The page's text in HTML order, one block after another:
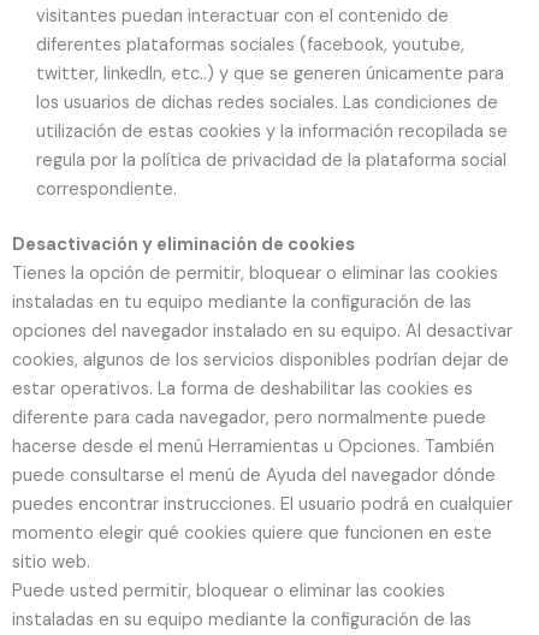
visitantes puedan interactuar con el contenido de
diferentes plataformas sociales (facebook, youtube,
twitter, linkedIn, etc..) y que se generen únicamente para
los usuarios de dichas redes sociales. Las condiciones de
utilización de estas cookies y la información recopilada se
regula por la política de privacidad de la plataforma social
correspondiente.
Desactivación y eliminación de cookies
Tienes la opción de permitir, bloquear o eliminar las cookies
instaladas en tu equipo mediante la configuración de las
opciones del navegador instalado en su equipo. Al desactivar
cookies, algunos de los servicios disponibles podrían dejar de
estar operativos. La forma de deshabilitar las cookies es
diferente para cada navegador, pero normalmente puede
hacerse desde el menú Herramientas u Opciones. También
puede consultarse el menú de Ayuda del navegador dónde
puedes encontrar instrucciones. El usuario podrá en cualquier
momento elegir qué cookies quiere que funcionen en este
sitio web.
Puede usted permitir, bloquear o eliminar las cookies
instaladas en su equipo mediante la configuración de las